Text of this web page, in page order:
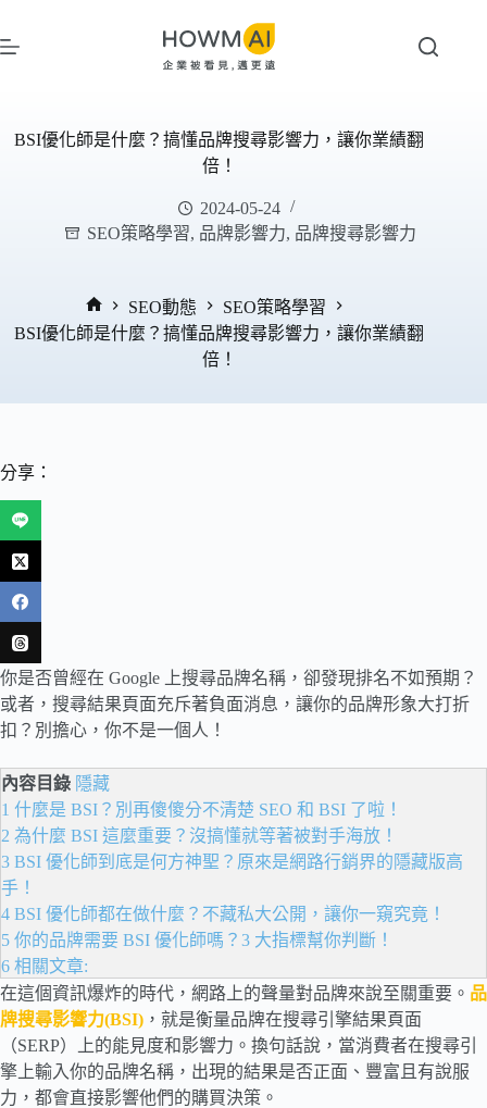
至
容BSI優化師是什麼？搞懂品牌搜尋影響力，讓你業績翻
倍！
2024-05-24
SEO策略學習, 品牌影響力, 品牌搜尋影響力
首
SEO動態
SEO策略學習
BSI優化師是什麼？搞懂品牌搜尋影響力，讓你業績翻
倍！
分享：
你是否曾經在 Google 上搜尋品牌名稱，卻發現排名不如預期？
或者，搜尋結果頁面充斥著負面消息，讓你的品牌形象大打折
扣？別擔心，你不是一個人！
內容目錄 隱藏
1 什麼是 BSI？別再傻傻分不清楚 SEO 和 BSI 了啦！
2 為什麼 BSI 這麼重要？沒搞懂就等著被對手海放！
3 BSI 優化師到底是何方神聖？原來是網路行銷界的隱藏版高
手！
4 BSI 優化師都在做什麼？不藏私大公開，讓你一窺究竟！
5 你的品牌需要 BSI 優化師嗎？3 大指標幫你判斷！
6 相關文章:
在這個資訊爆炸的時代，網路上的聲量對品牌來說至關重要。 品
牌搜尋影響力(BSI) ，就是衡量品牌在搜尋引擎結果頁面
（SERP）上的能見度和影響力。換句話說，當消費者在搜尋引
擎上輸入你的品牌名稱，出現的結果是否正面、豐富且有說服
力，都會直接影響他們的購買決策。